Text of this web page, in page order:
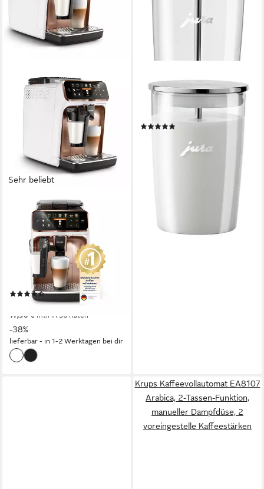
Sehr beliebt
Kaffeevollautomat
EP5443/70 5400 Series, 12
Kaffeespezialitäten
Bohnenkapazität
Pumpendruck
Sensortasten Bedienung
(2330)
499,00 € UVP799,99 €
17,90 € mtl. in 36 Raten
-38%
lieferbar - in 1-2 Werktagen bei dir
Milchbehälter aus Glas,
Vollautomaten, durchsichtig
lieferbar - in 1-2 Werktagen bei dir
Krups Kaffeevollautomat EA8107
Arabica, 2-Tassen-Funktion,
manueller Dampfdüse, 2
voreingestelle Kaffeestärken